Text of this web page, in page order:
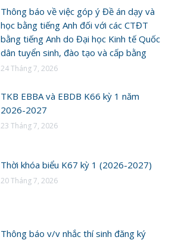
Thông báo về việc góp ý Đề án dạy và
học bằng tiếng Anh đối với các CTĐT
bằng tiếng Anh do Đại học Kinh tế Quốc
dân tuyển sinh, đào tạo và cấp bằng
24 Tháng 7, 2026
TKB EBBA và EBDB K66 kỳ 1 năm
2026-2027
23 Tháng 7, 2026
Thời khóa biểu K67 kỳ 1 (2026-2027)
20 Tháng 7, 2026
Thông báo v/v nhắc thí sinh đăng ký